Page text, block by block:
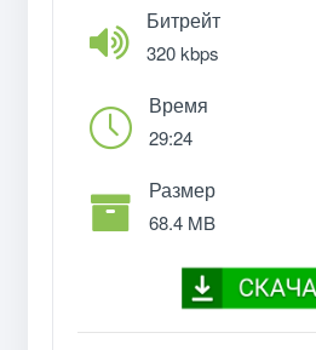
Битрейт
320 kbps
Время
29:24
Размер
68.4 MB